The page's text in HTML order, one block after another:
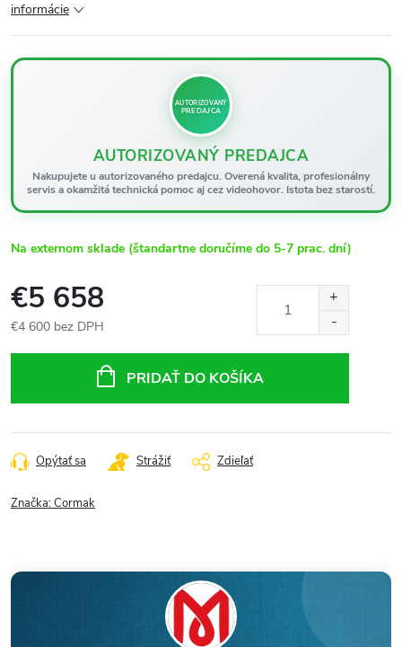
informácie
AUTORIZOVANÝ
PREDAJCA
AUTORIZOVANÝ PREDAJCA
Nakupujete u autorizovaného predajcu. Overená kvalita, profesionálny
servis a okamžitá technická pomoc aj cez videohovor. Istota bez starostí.
Na externom sklade (štandartne doručíme do 5-7 prac. dní)
€5 658
€4 600 bez DPH
PRIDAŤ DO KOŠÍKA
Opýtať sa Strážiť Zdieľať
Značka:Cormak